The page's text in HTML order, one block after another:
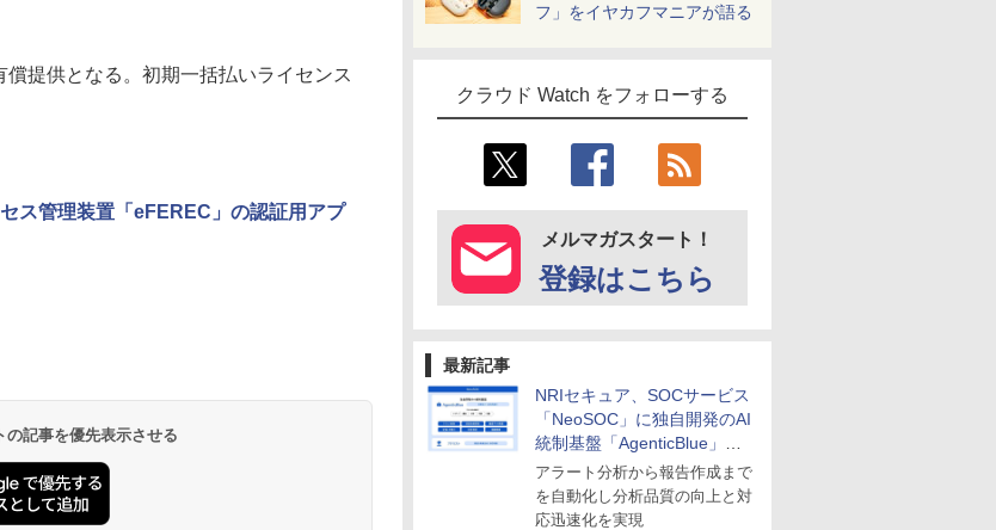
フ」をイヤカフマニアが語る
クラウド Watch をフォローする
メルマガスタート！
登録はこちら
最新記事
NRIセキュア、SOCサービス
「NeoSOC」に独自開発のAI
統制基盤「AgenticBlue」を
導入
アラート分析から報告作成まで
を自動化し分析品質の向上と対
応迅速化を実現
提供となる。初期一括払いライセンス
ス管理装置「eFEREC」の認証用アプ
記事を優先表示させる